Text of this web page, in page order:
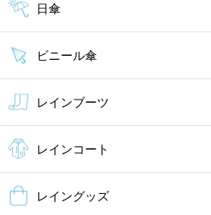
日傘
ビニール傘
レインブーツ
レインコート
レイングッズ